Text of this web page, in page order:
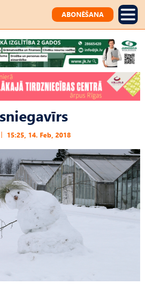
ABONĒŠANA
15:25, 14. Feb, 2018